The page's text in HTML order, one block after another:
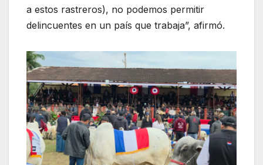
a estos rastreros), no podemos permitir
delincuentes en un país que trabaja”, afirmó.